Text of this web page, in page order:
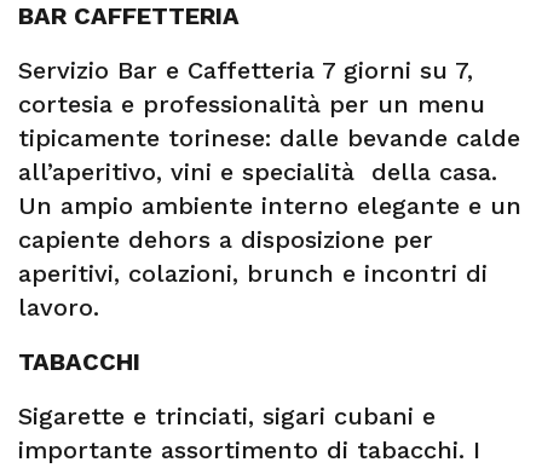
BAR CAFFETTERIA
Servizio Bar e Caffetteria 7 giorni su 7,
cortesia e professionalità per un menu
tipicamente torinese: dalle bevande calde
all’aperitivo, vini e specialità della casa.
Un ampio ambiente interno elegante e un
capiente dehors a disposizione per
aperitivi, colazioni, brunch e incontri di
lavoro.
TABACCHI
Sigarette e trinciati, sigari cubani e
importante assortimento di tabacchi. I